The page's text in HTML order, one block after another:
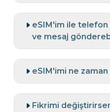
eSIM'im ile
ve mesaj
eSIM'imi ne zaman
Fikrimi